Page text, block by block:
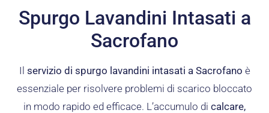
Spurgo Lavandini Intasati a
Sacrofano
Il servizio di spurgo lavandini intasati a Sacrofano è
essenziale per risolvere problemi di scarico bloccato
in modo rapido ed efficace. L’accumulo di calcare,